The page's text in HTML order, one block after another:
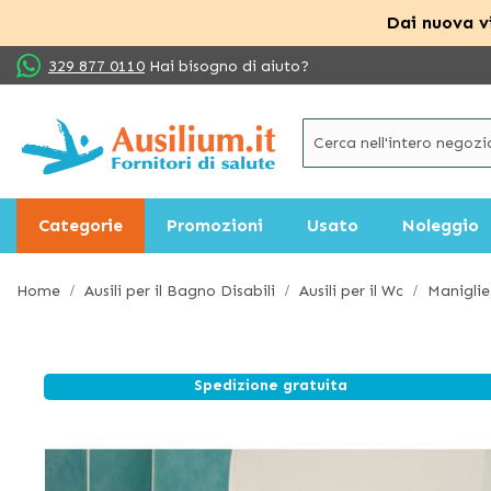
Dai nuova
Salta
al
329 877 0110 Hai bisogno di aiuto?
Categorie Promozioni Usato Noleggio
Home Ausili per il Bagno Disabili Ausili per il Wc
Spedizione gratuita
fine